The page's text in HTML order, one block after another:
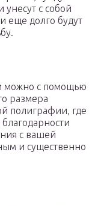
унесут с собой
еще долго будут
можно с помощью
размера
полиграфии, где
с вашей
и существенно